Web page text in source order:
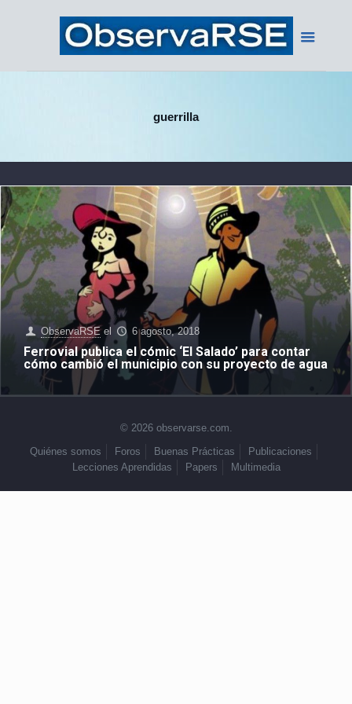
guerrilla
ObservaRSE el 6 agosto, 2018
Ferrovial publica el cómic ‘El Salado’ para contar
cómo cambió el municipio con su proyecto de agua
© 2026 observarse.com.
Quiénes somos
Foros Buenas Prácticas
Publicaciones
Lecciones Aprendidas
Papers Multimedia